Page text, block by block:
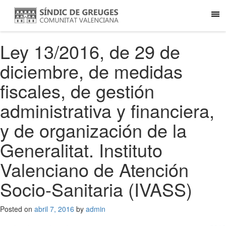
Ley 13/2016, de 29 de
diciembre, de medidas
fiscales, de gestión
administrativa y financiera,
y de organización de la
Generalitat. Instituto
Valenciano de Atención
Socio-Sanitaria (IVASS)
Posted on abril 7, 2016 by admin